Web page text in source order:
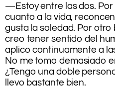
—Estoy entre las dos. Por
cuanto a la vida,
gusta la soledad. Por
creo tener sentido del
aplico continuamente a
No me tomo demasiado
¿Tengo una doble
llevo bastante bien.